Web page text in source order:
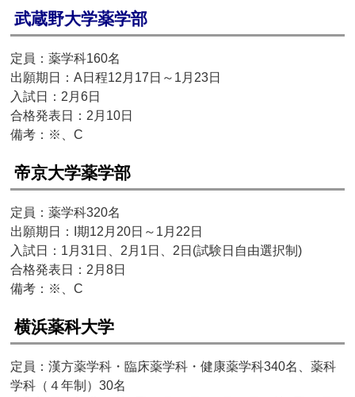
武蔵野大学薬学部
定員：薬学科160名
出願期日：A日程12月17日～1月23日
入試日：2月6日
合格発表日：2月10日
備考：※、C
帝京大学薬学部
定員：薬学科320名
出願期日：I期12月20日～1月22日
入試日：1月31日、2月1日、2日(試験日自由選択制)
合格発表日：2月8日
備考：※、C
横浜薬科大学
定員：漢方薬学科・臨床薬学科・健康薬学科340名、薬科
学科（４年制）30名